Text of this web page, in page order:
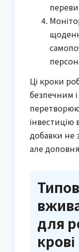
Ці кроки
безпечним
інвестицію
добавки не
але
для
крові